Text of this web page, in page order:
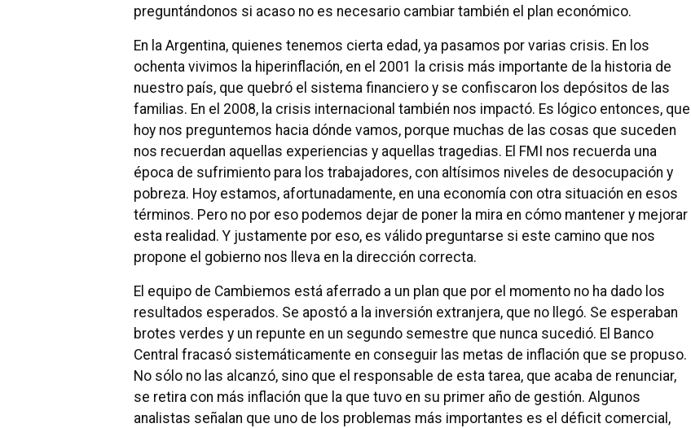
preguntándonos si acaso no es necesario cambiar también el plan económico.
En la Argentina, quienes tenemos cierta edad, ya pasamos por varias crisis. En los
ochenta vivimos la hiperinflación, en el 2001 la crisis más importante de la historia de
nuestro país, que quebró el sistema financiero y se confiscaron los depósitos de las
familias. En el 2008, la crisis internacional también nos impactó. Es lógico entonces, que
hoy nos preguntemos hacia dónde vamos, porque muchas de las cosas que suceden
nos recuerdan aquellas experiencias y aquellas tragedias. El FMI nos recuerda una
época de sufrimiento para los trabajadores, con altísimos niveles de desocupación y
pobreza. Hoy estamos, afortunadamente, en una economía con otra situación en esos
términos. Pero no por eso podemos dejar de poner la mira en cómo mantener y mejorar
esta realidad. Y justamente por eso, es válido preguntarse si este camino que nos
propone el gobierno nos lleva en la dirección correcta.
El equipo de Cambiemos está aferrado a un plan que por el momento no ha dado los
resultados esperados. Se apostó a la inversión extranjera, que no llegó. Se esperaban
brotes verdes y un repunte en un segundo semestre que nunca sucedió. El Banco
Central fracasó sistemáticamente en conseguir las metas de inflación que se propuso.
No sólo no las alcanzó, sino que el responsable de esta tarea, que acaba de renunciar,
se retira con más inflación que la que tuvo en su primer año de gestión. Algunos
analistas señalan que uno de los problemas más importantes es el déficit comercial,